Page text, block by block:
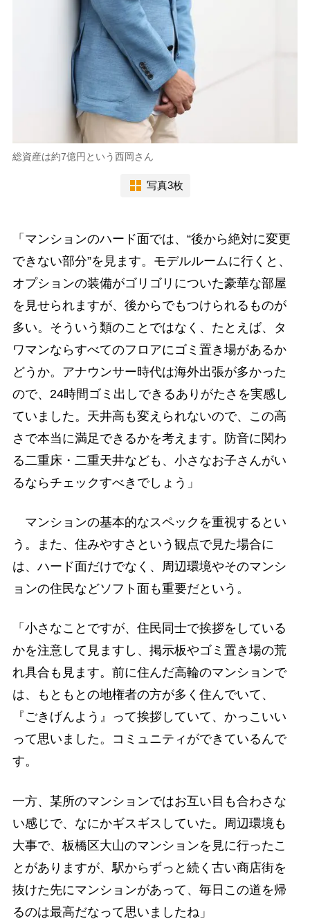
総資産は約7億円という西岡さん
写真3枚
「マンションのハード面では、“後から絶対に変更
できない部分”を見ます。モデルルームに行くと、
オプションの装備がゴリゴリについた豪華な部屋
を見せられますが、後からでもつけられるものが
多い。そういう類のことではなく、たとえば、タ
ワマンならすべてのフロアにゴミ置き場があるか
どうか。アナウンサー時代は海外出張が多かった
ので、24時間ゴミ出しできるありがたさを実感し
ていました。天井高も変えられないので、この高
さで本当に満足できるかを考えます。防音に関わ
る二重床・二重天井なども、小さなお子さんがい
るならチェックすべきでしょう」
マンションの基本的なスペックを重視するとい
う。また、住みやすさという観点で見た場合に
は、ハード面だけでなく、周辺環境やそのマンシ
ョンの住民などソフト面も重要だという。
「小さなことですが、住民同士で挨拶をしている
かを注意して見ますし、掲示板やゴミ置き場の荒
れ具合も見ます。前に住んだ高輪のマンションで
は、もともとの地権者の方が多く住んでいて、
『ごきげんよう』って挨拶していて、かっこいい
って思いました。コミュニティができているんで
す。
一方、某所のマンションではお互い目も合わさな
い感じで、なにかギスギスしていた。周辺環境も
大事で、板橋区大山のマンションを見に行ったこ
とがありますが、駅からずっと続く古い商店街を
抜けた先にマンションがあって、毎日この道を帰
るのは最高だなって思いましたね」